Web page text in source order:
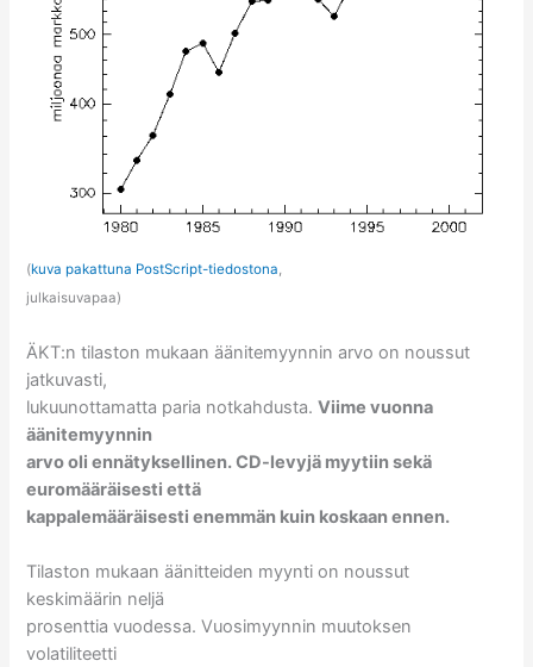
(kuva pakattuna PostScript-tiedostona
julkaisuvapaa)
ÄKT:n tilaston mukaan äänitemyynnin arvo on noussut
jatkuvasti,
lukuunottamatta paria notkahdusta.Viime vuonna
äänitemyynnin
arvo oli ennätyksellinen. CD-levyjä myytiin sekä
euromääräisesti että
kappalemääräisesti enemmän kuin koskaan ennen.
Tilaston mukaan äänitteiden myynti on noussut
keskimäärin neljä
prosenttia vuodessa. Vuosimyynnin muutoksen
volatiliteetti